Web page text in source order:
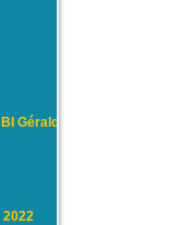
Gérald
2022